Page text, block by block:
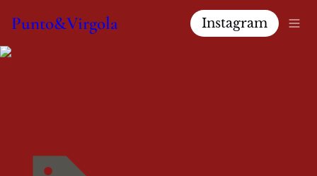
Punto&Virgola Instagram